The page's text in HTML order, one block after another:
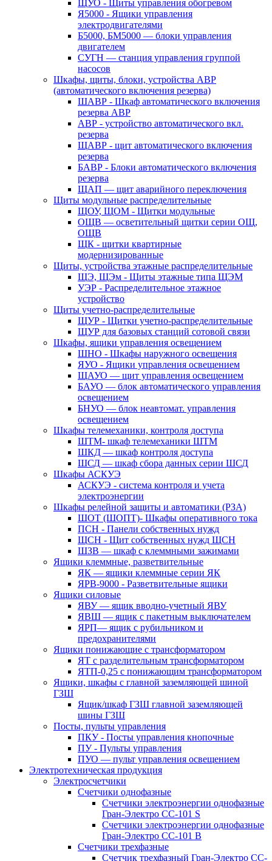
ЩУО - Щиты управления обогревом
Я5000 - Ящики управления
электродвигателями
Б5000, БМ5000 — блоки управления
двигателем
СУГН — станция управления группой
насосов
Шкафы, щиты, блоки, устройства АВР
(автоматического включения резерва)
ШАВР - Шкаф автоматического включения
резерва АВР
АВР - устройство автоматического вкл.
резерва
ЩАВР - щит автоматического включения
резерва
БАВР - Блоки автоматического включения
резерва
ЩАП — щит аварийного переключения
Щиты модульные распределительные
ЩОУ, ЩОМ - Щитки модульные
ОЩВ — осветительный щитки серии ОЩ,
ОЩВ
ЩК - щитки квартирные
модернизированные
Щиты, устройства этажные распределительные
ЩЭ, ЩЭм - Щиты этажные типа ЩЭМ
УЭР - Распределительное этажное
устройство
Щиты учетно-распределительные
ЩУР - Щитки учетно-распределительные
ЩУР для базовых станций сотовой связи
Шкафы, ящики управления освещением
ШНО - Шкафы наружного освещения
ЯУО - Ящики управления освещением
ЩАУО — щит управления освещением
БАУО — блок автоматического управления
освещением
БНУО — блок неавтомат. управления
освещением
Шкафы телемеханики, контроля доступа
ШТМ- шкаф телемеханики ШТМ
ШКД — шкаф контроля доступа
ШСД — шкаф сбора данных серии ШСД
Шкафы АСКУЭ
АСКУЭ - система контроля и учета
электроэнергии
Шкафы релейной защиты и автоматики (РЗА)
ШОТ (ШОПТ)- Шкафы оперативного тока
ПСН - Панели собственных нужд
ЩСН - Щит собственных нужд ЩСН
ШЗВ — шкаф с клеммными зажимами
Ящики клеммные, разветвительные
ЯК — ящики клеммные серии ЯК
ЯРВ-9000 - Разветвительные ящики
Ящики силовые
ЯВУ — ящик вводно-учетный ЯВУ
ЯВШ — ящик с пакетным выключателем
ЯРП— ящик с рубильником и
предохранителями
Ящики понижающие с трансформатором
ЯТ с разделительным трансформатором
ЯТП-0,25 с понижающим трансформатором
Ящики, шкафы с главной заземляющей шиной
ГЗШ
Ящик/шкаф ГЗШ главной заземляющей
шины ГЗШ
Посты, пульты управления
ПКУ - Посты управления кнопочные
ПУ - Пульты управления
ПУО — пульт управления освещением
Электротехническая продукция
Электросчетчики
Счетчики однофазные
Счетчики электроэнергии однофазные
Гран-Электро СС-101 S
Счетчики электроэнергии однофазные
Гран-Электро СС-101 B
Счетчики трехфазные
Счетчик трехфазный Гран-Электро CC-